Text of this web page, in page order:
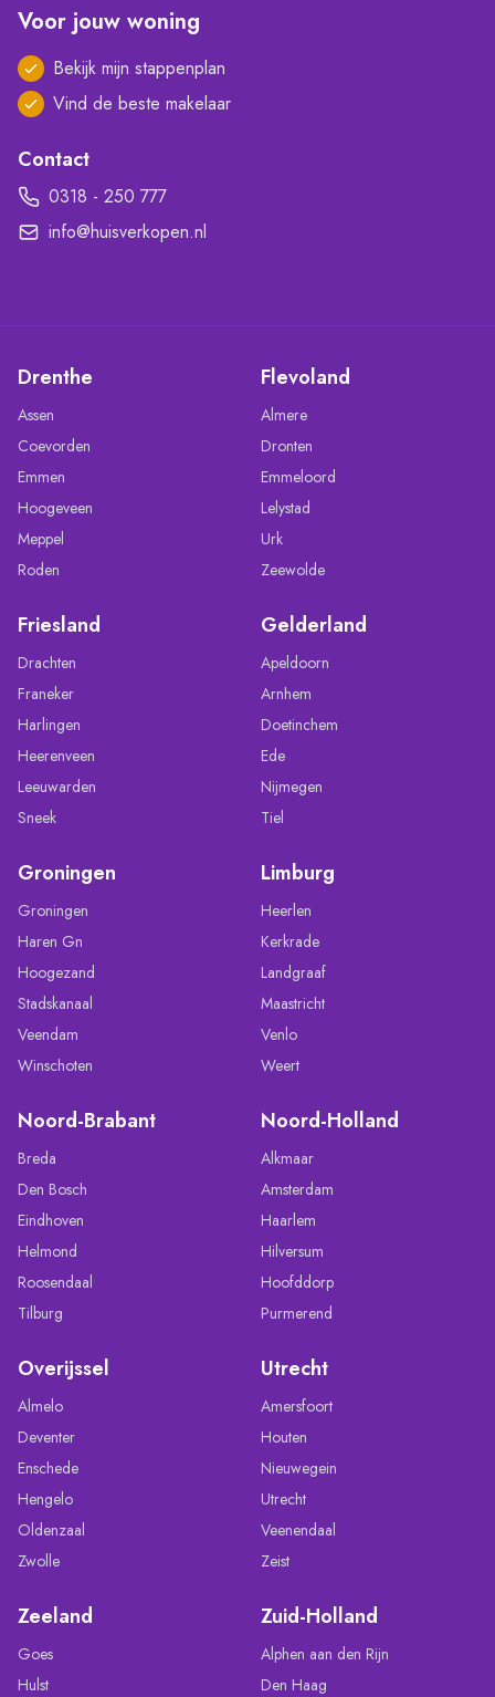
Voor jouw woning
Bekijk mijn stappenplan
Vind de beste makelaar
Contact
0318 - 250 777
info@huisverkopen.nl
Drenthe
Assen
Coevorden
Emmen
Hoogeveen
Meppel
Roden
Flevoland
Almere
Dronten
Emmeloord
Lelystad
Urk
Zeewolde
Friesland
Drachten
Franeker
Harlingen
Heerenveen
Leeuwarden
Sneek
Gelderland
Apeldoorn
Arnhem
Doetinchem
Ede
Nijmegen
Tiel
Groningen
Groningen
Haren Gn
Hoogezand
Stadskanaal
Veendam
Winschoten
Limburg
Heerlen
Kerkrade
Landgraaf
Maastricht
Venlo
Weert
Noord-Brabant
Breda
Den Bosch
Eindhoven
Helmond
Roosendaal
Tilburg
Noord-Holland
Alkmaar
Amsterdam
Haarlem
Hilversum
Hoofddorp
Purmerend
Overijssel
Almelo
Deventer
Enschede
Hengelo
Oldenzaal
Zwolle
Utrecht
Amersfoort
Houten
Nieuwegein
Utrecht
Veenendaal
Zeist
Zeeland
Goes
Hulst
Zuid-Holland
Alphen aan den Rijn
Den Haag